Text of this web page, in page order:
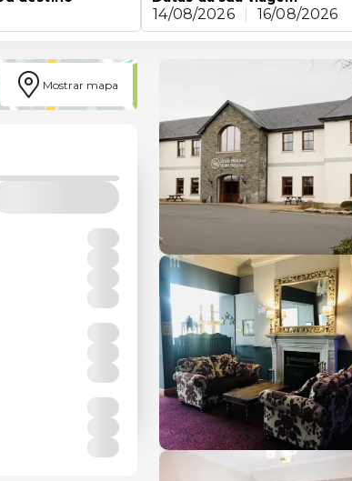
14/08/2026 16/08/2026
Mostrar mapa